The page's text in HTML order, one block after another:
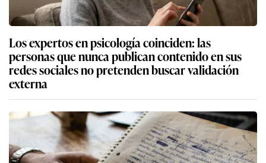
Los expertos en psicología coinciden: las
personas que nunca publican contenido en sus
redes sociales no pretenden buscar validación
externa